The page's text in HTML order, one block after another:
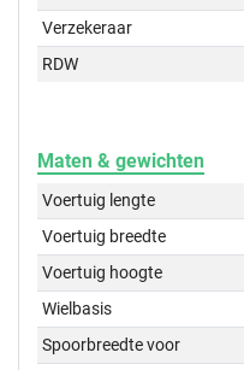
Verzekeraar
RDW
Maten & gewichten
Voertuig lengte
Voertuig breedte
Voertuig hoogte
Wielbasis
Spoorbreedte voor